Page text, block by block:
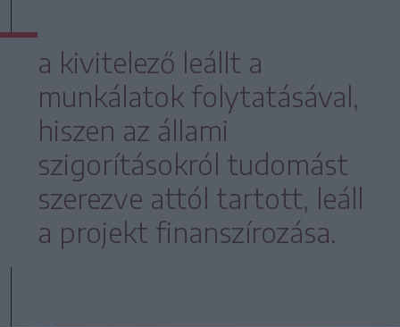
a kivitelező leállt a
munkálatok folytatásával,
hiszen az állami
szigorításokról tudomást
szerezve attól tartott, leáll
a projekt finanszírozása.